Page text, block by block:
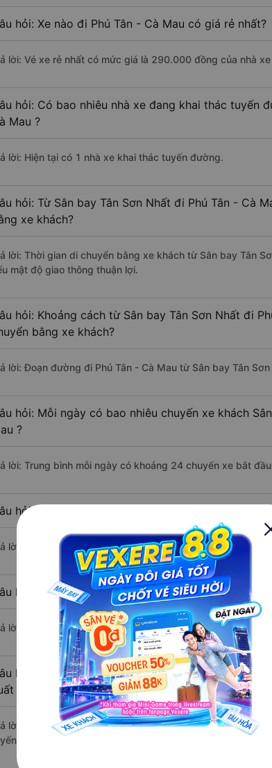
hỏi: Xe nào đi Phú Tân - Cà Mau có giá rẻ nhất?
lời: Vé xe rẻ nhất có mức giá là 290.000 đồng của nhà
hỏi: Có bao nhiêu nhà xe đang khai thác tuyến
Mau ?
lời: Hiện tại có 1 nhà xe khai thác tuyến đường.
hỏi: Từ Sân bay Tân Sơn Nhất đi Phú Tân - Cà
xe khách?
lời: Thời gian di chuyển bằng xe khách từ Sân bay Tân
mật độ giao thông thuận lợi.
hỏi: Khoảng cách từ Sân bay Tân Sơn Nhất đi
bằng xe khách?
lời: Đoạn đường đi Phú Tân - Cà Mau từ Sân bay Tân
hỏi: Mỗi ngày có bao nhiêu chuyến xe khách
?
lời: Trung bình mỗi ngày có khoảng 24 chuyến xe bắt
hỏi: Nhà xe đi Sân bay Tân Sơn Nhất Phú Tân -
lời: Chuyến xe có giờ xuất phát sớm nhất vào lúc 7:30 là
hỏi: Nhà xe đi Phú Tân - Cà Mau từ Sân bay
lời: Chuyến xe có giờ xuất phát trễ (muộn) nhất là vào
hỏi: Review xe đi Phú Tân - Cà Mau từ Sân bay
sắc, cao cấp nhất?
lời: Tạm thời chưa đủ review để đánh giá có nhà xe đi
đường này có chất lượng xuất sắc.